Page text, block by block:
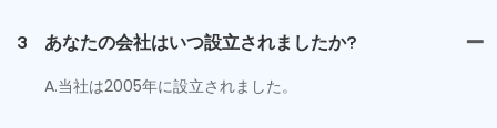
3
あなたの会社はいつ設立されましたか?
A.当社は2005年に設立されました。